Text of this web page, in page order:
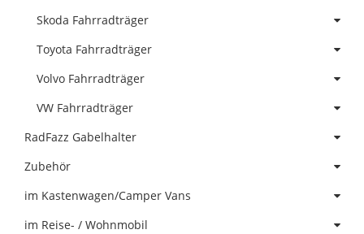
Skoda Fahrradträger
Toyota Fahrradträger
Volvo Fahrradträger
VW Fahrradträger
RadFazz Gabelhalter
Zubehör
im Kastenwagen/Camper Vans
im Reise- / Wohnmobil